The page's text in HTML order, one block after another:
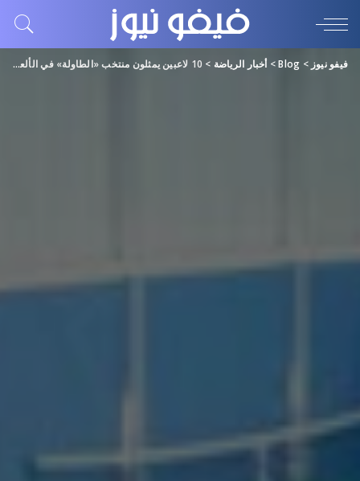
فيفو نيوز >
Blog
> أخبار الرياضة > 10 لاعبين يمثلون منتخب «الطاولة» في الألعاب الخليجية للشباب